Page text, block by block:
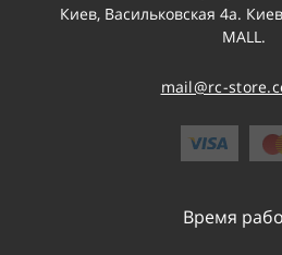
Киев, Васильковская 4а.
MALL.
mail@rc-
Время